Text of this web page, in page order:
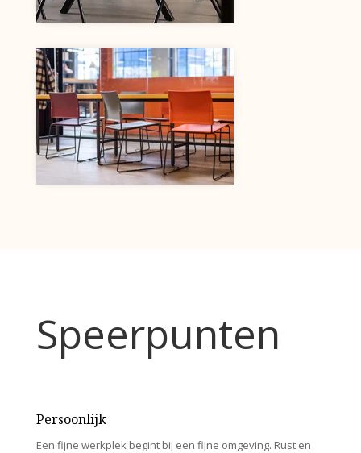
Speerpunten
Persoonlijk
Een fijne werkplek begint bij een fijne omgeving. Rust en